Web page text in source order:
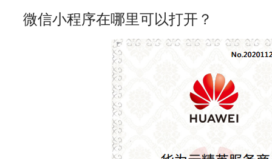
微信小程序在哪里可以打开？